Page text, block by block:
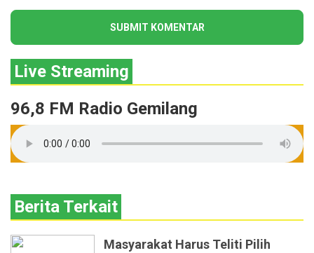
Live Streaming
96,8 FM Radio Gemilang
Berita Terkait
Masyarakat Harus Teliti Pilih